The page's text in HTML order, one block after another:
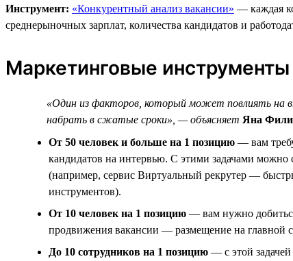
Инструмент: «Конкурентный анализ вакансии» — каждая
среднерыночных зарплат, количества кандидатов и
Маркетинговые
«Один из факторов, который может повлиять на
набрать в сжатые сроки», — объясняет Яна
От 50 человек и больше на 1 позицию — вам
кандидатов на интервью. С этими задачами
(например, сервис Виртуальный рекрутер —
инструментов).
От 10 человек на 1 позицию — вам нужно
продвижения вакансии — размещение на главной
До 10 сотрудников на 1 позицию — с этой